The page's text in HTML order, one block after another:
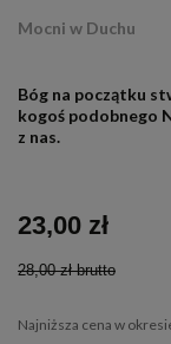
Mocni w Duchu
Bóg na początku
kogoś podobnego
z nas.
23,00 zł
28,00 złbrutto
Najniższa cena w